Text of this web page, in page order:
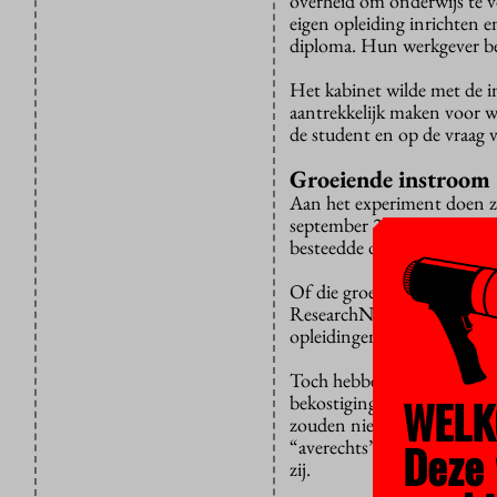
eigen opleiding inrichten
diploma. Hun werkgever
Het kabinet wilde met de
aantrekkelijk maken voor
de student en op de vraag
Groeiende instroom
Aan het experiment doen
september 2016 en
besteedde die aan
Of die groei door de
ResearchNed in opdracht
opleidingen van
Toch hebben de reguliere
bekostiging vervalt, terwijl
zouden niet opwegen
“averechts” effect. “Juist
zij.